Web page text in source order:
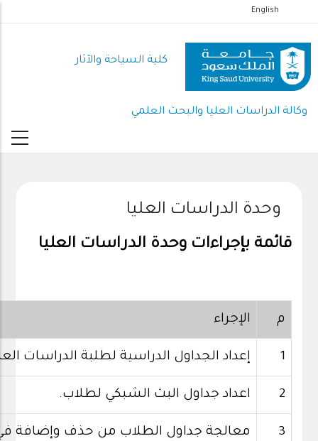
إلى
المحتوى
الرئيسي
English
كلية السياحة والآثار
وكالة الدراسات العليا والبحث العلمي
وحدة الدراسات العليا
قائمة بإجراءات وحدة الدراسات العليا
م الإجراء
1 إعداد الجداول الدراسية لطلبة الدراسات
2 اعداد جداول البث الشبكي لطلاب.
3 معالجة جداول الطلاب من حذف وإضافة